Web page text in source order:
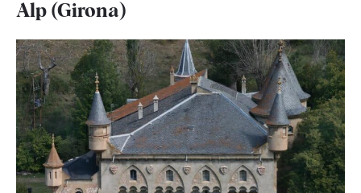
Alp (Girona)